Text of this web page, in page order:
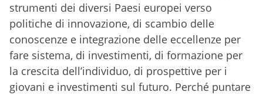
strumenti dei diversi Paesi europei verso
politiche di innovazione, di scambio delle
conoscenze e integrazione delle eccellenze per
fare sistema, di investimenti, di formazione per
la crescita dell’individuo, di prospettive per i
giovani e investimenti sul futuro. Perché puntare